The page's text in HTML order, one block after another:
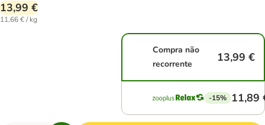
13,99 €
11,66 € / kg
Compra não
recorrente
13,99 €
-15% 11,89